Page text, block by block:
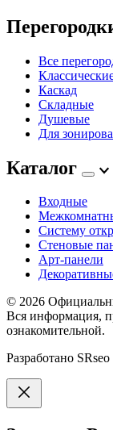
Все
Каскад
Складные
Душевые
Для
Каталог
Входные
Систему
Стеновые
Арт-панели
© 2026
Вся информация,
ознакомительной.
Разработано SRseo